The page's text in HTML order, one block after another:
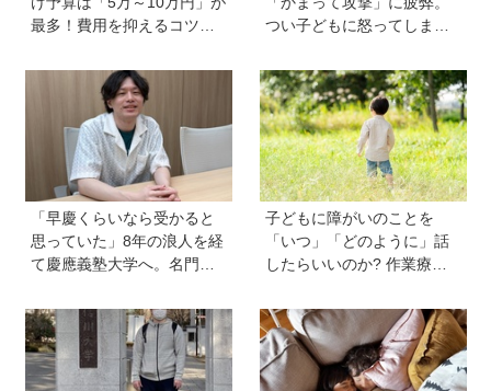
最多！費用を抑えるコツ
【HugKum総研】
つい子どもに怒ってしまい
先生の子育てお悩み相談
室】
「早慶くらいなら受かると
思っていた」8年の浪人を経
て慶應義塾大学へ。名門・
受験の反動からゲーム依存
症に。成績急降下から“いい
大学に入る”までの道のり
【慶應生よしださん｜前
子どもに障がいのことを
「いつ」「どのように」話
したらいいのか? 作業療法
当時小学生の息子に伝えた
こと